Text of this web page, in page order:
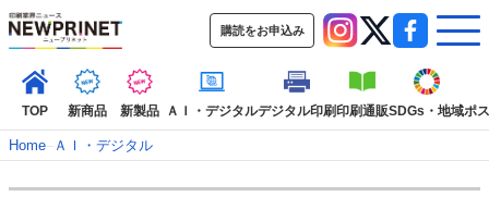
購読をお申込み
TOP 新商品 新製品 ＡＩ・デジタルデジタル印刷印刷通販SDGs・地域ポ
Home– ＡＩ・デジタル